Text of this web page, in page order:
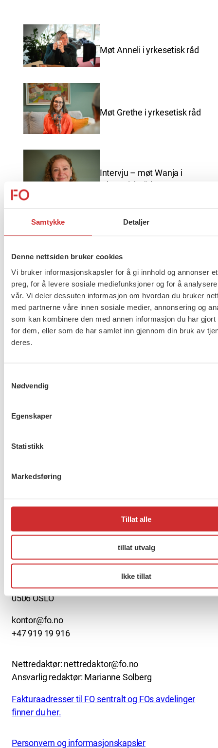
Samtykke Detaljer
Denne nettsiden bruker cookies
Vi bruker informasjonskapsler for å gi innhold og annonser
preg, for å levere sosiale mediefunksjoner og for å
vår. Vi deler dessuten informasjon om hvordan du bruker
med partnerne våre innen sosiale medier, annonsering og
som kan kombinere den med annen informasjon du har gjort
for dem, eller som de har samlet inn gjennom din bruk av
deres.
Nødvendig
Egenskaper
Statistikk
Markedsføring
Tillat alle
tillat utvalg
Ikke tillat
Møt Anneli i yrkesetisk råd
Møt Grethe i yrkesetisk råd
Intervju – møt Wanja i
yrkesetisk råd
Brudd i lønnsoppgjøret for
ansatte innen barnevern,
omsorg og asylmottak (NHO
453)
About us (English)
FO (Fellesorganisasjonen)
Pb. 4693 Sofienberg
0506 OSLO
kontor@fo.no
+47 919 19 916
Nettredaktør: nettredaktor@fo.no
Ansvarlig redaktør: Marianne Solberg
Fakturaadresser til FO sentralt og FOs avdelinger
finner du her.
Personvern og informasjonskapsler